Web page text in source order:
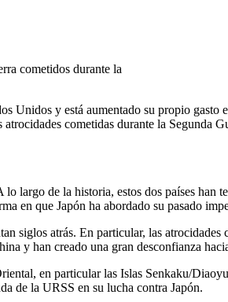
cometidos durante la
Unidos y está aumentado su propio gasto
cometidas durante la Segunda
largo de la historia, estos dos países han
en que Japón ha abordado su pasado
siglos atrás. En particular, las atrocidades
y han creado una gran desconfianza
en particular las Islas Senkaku/
de la URSS en su lucha contra Japón.